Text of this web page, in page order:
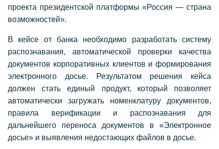
проекта президентской платформы «Россия — страна
возможностей».
В кейсе от банка необходимо разработать систему
распознавания, автоматической проверки качества
документов корпоративных клиентов и формирования
электронного досье. Результатом решения кейса
должен стать единый продукт, который позволяет
автоматически загружать номенклатуру документов,
правила верификации и распознавания для
дальнейшего переноса документов в «Электронное
досье» и выявления недостающих файлов в досье.